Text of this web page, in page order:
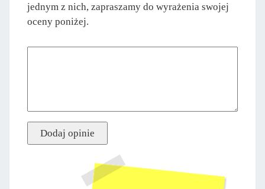
jednym z nich, zapraszamy do wyrażenia swojej
oceny poniżej.